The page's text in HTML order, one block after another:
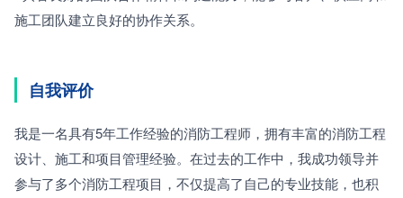
施工团队建立良好的协作关系。
自我评价
我是一名具有5年工作经验的消防工程师，拥有丰富的消防工程
设计、施工和项目管理经验。在过去的工作中，我成功领导并
参与了多个消防工程项目，不仅提高了自己的专业技能，也积